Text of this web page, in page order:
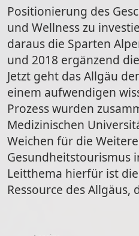
Positionierung des
und Wellness zu
daraus die Sparten
und 2018 ergänzend
Jetzt geht das Allgäu
einem aufwendigen
Prozess wurden
Medizinischen
Weichen für die
Gesundheitstourismus
Leitthema hierfür ist
Ressource des